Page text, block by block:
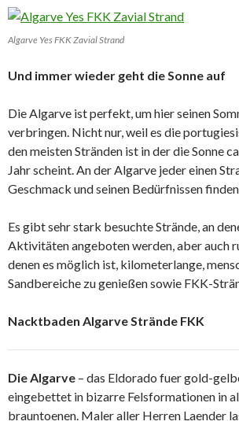
Algarve Yes FKK Zavial Strand
Und immer wieder geht die Sonne auf
Die Algarve ist perfekt, um hier seinen
verbringen. Nicht nur, weil es die
den meisten Stränden ist in der die Sonne
Jahr scheint. An der Algarve jeder einen
Geschmack und seinen Bedürfnissen
Es gibt sehr stark besuchte Strände, an
Aktivitäten angeboten werden, aber auch
denen es möglich ist, kilometerlange,
Sandbereiche zu genießen sowie FKK-
Nacktbaden Algarve Strände FKK
Die Algarve – das Eldorado fuer gold-
eingebettet in bizarre Felsformationen in
brauntoenen. Maler aller Herren Laender